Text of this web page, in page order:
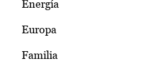
Energía
Europa
Familia